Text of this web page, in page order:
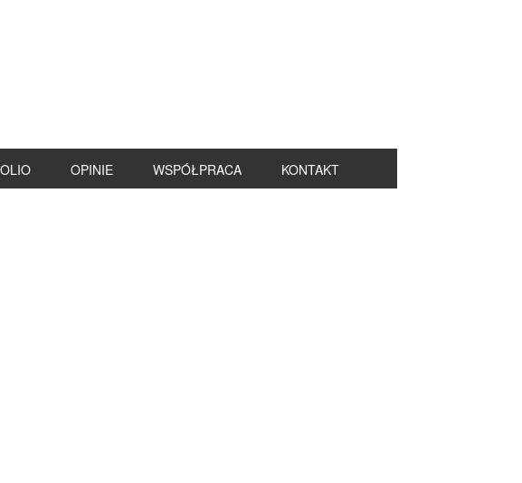
OPINIE WSPÓŁPRACA KONTAKT